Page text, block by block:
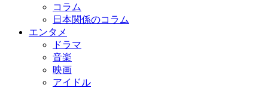
コラム
日本関係のコラム
エンタメ
ドラマ
音楽
映画
アイドル